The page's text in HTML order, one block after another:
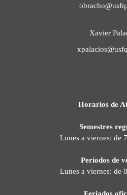
Xavier
Horarios de
Semestres
Lunes a viernes: de
Períodos de
Lunes a viernes: de
Feriados